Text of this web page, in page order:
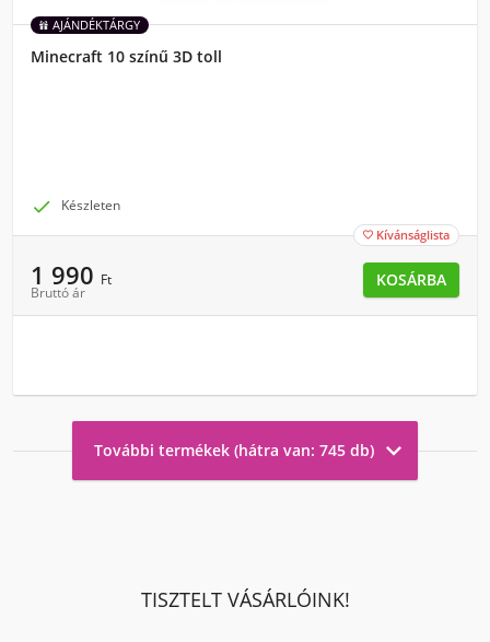
AJÁNDÉKTÁRGY
Minecraft 10 színű 3D toll
 Készleten
 Kívánságlista
1 990 Ft
Bruttó ár
KOSÁRBA
További termékek (hátra van: 745 db) 
TISZTELT VÁSÁRLÓINK!